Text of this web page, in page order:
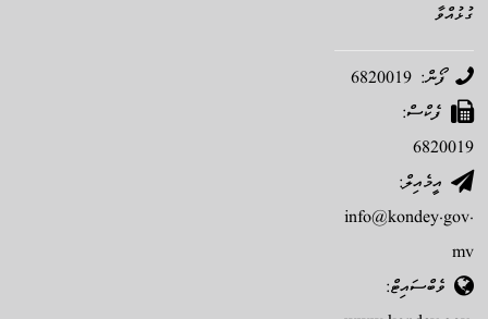
ގުޅުއްވާ
ފޯން: 6820019
ފެކްސް:
6820019
އީމެއިލް:
info@kondey.gov.
mv
ވެބްސައިޓް: